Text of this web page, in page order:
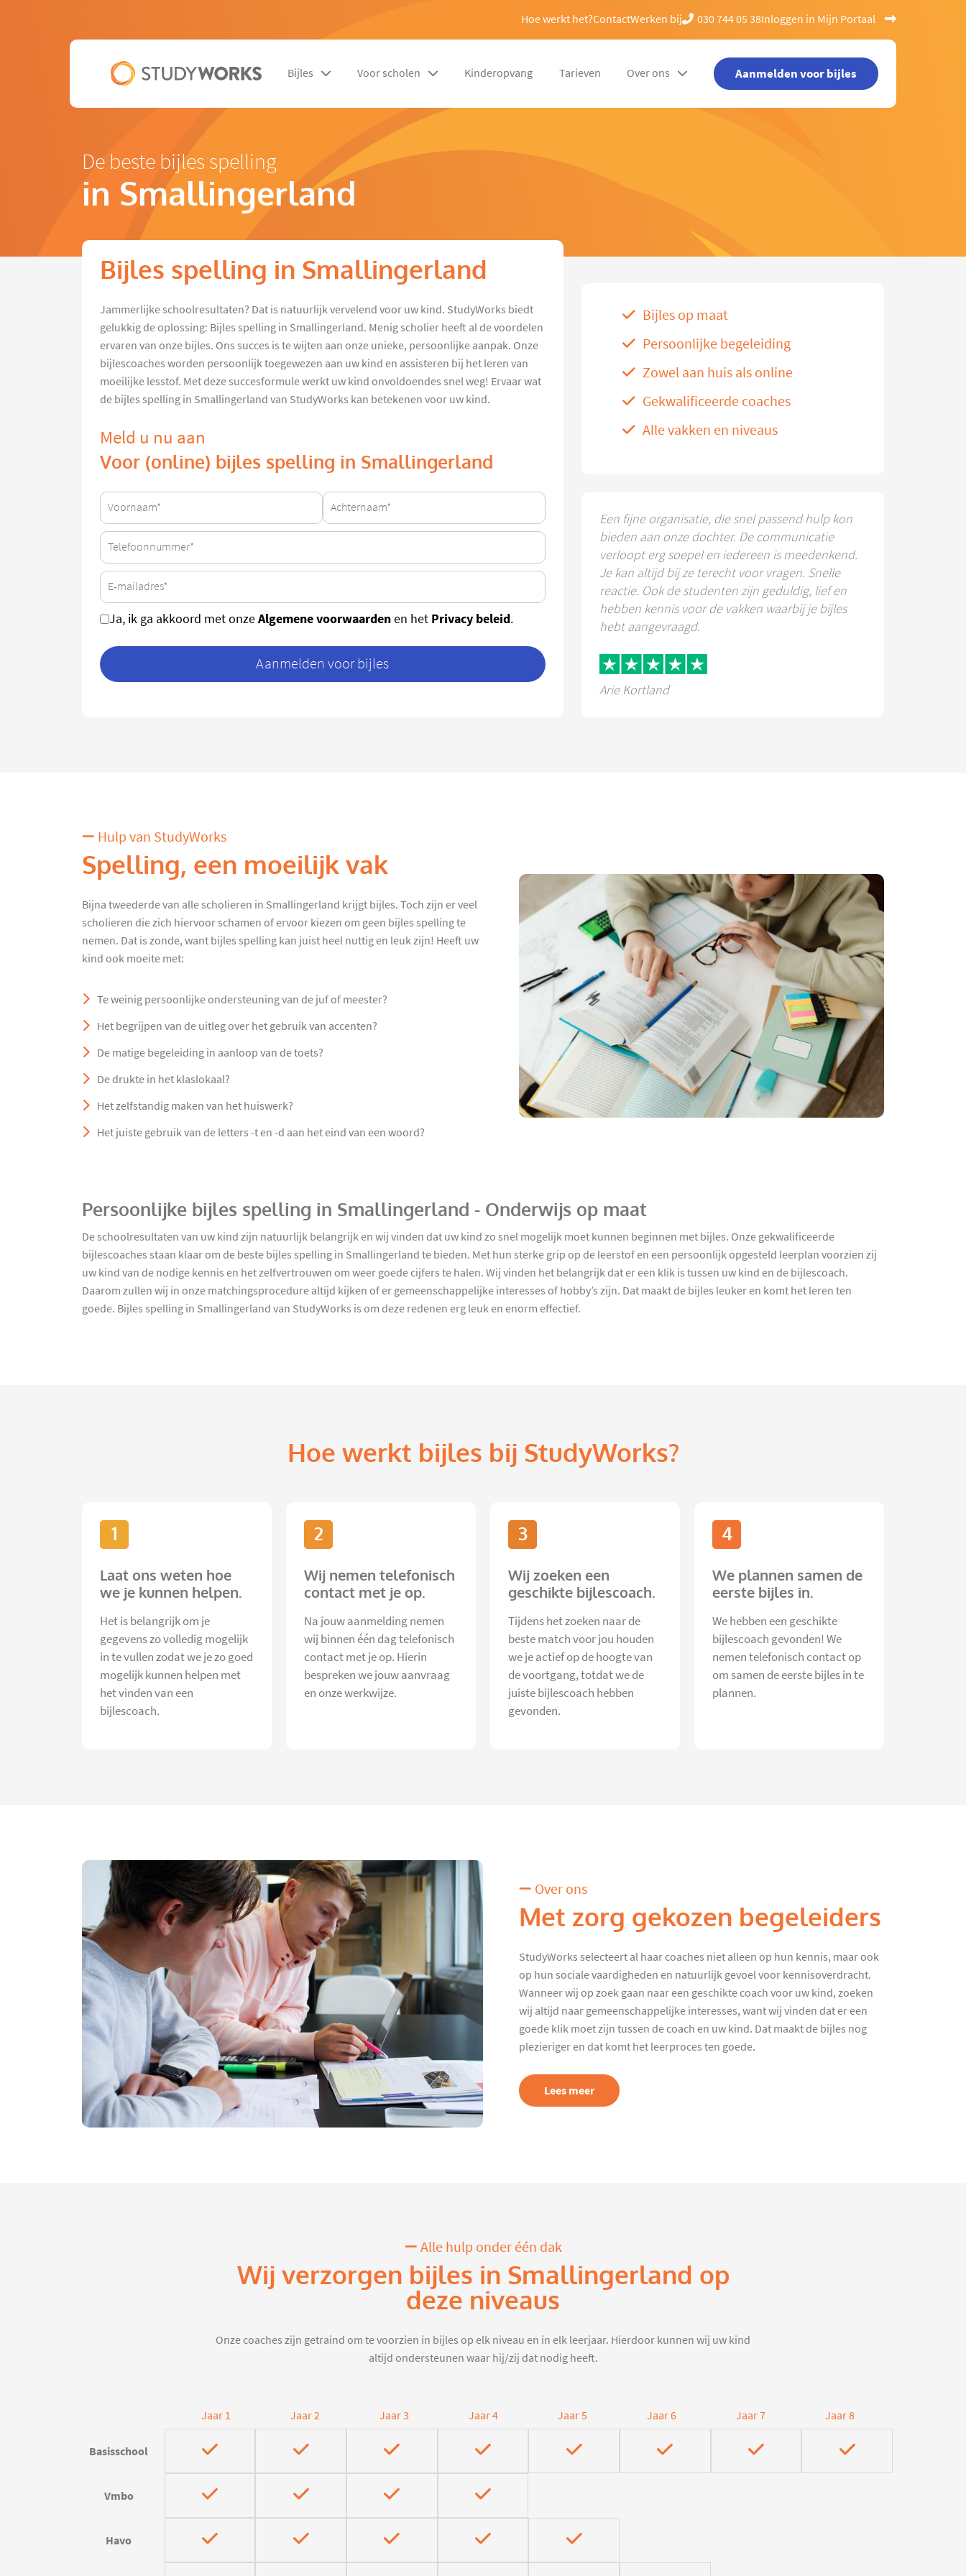
Hoe werkt het?ContactWerken bij 030 744 05 38Inloggen in Mijn Portaal
Bijles Voor scholen Kinderopvang Tarieven Over ons Aanmelden voor bijles
De beste bijles spelling
in Smallingerland
Bijles spelling in Smallingerland
Jammerlijke schoolresultaten? Dat is natuurlijk vervelend voor uw kind. StudyWorks biedt
gelukkig de oplossing: Bijles spelling in Smallingerland. Menig scholier heeft al de voordelen
ervaren van onze bijles. Ons succes is te wijten aan onze unieke, persoonlijke aanpak. Onze
bijlescoaches worden persoonlijk toegewezen aan uw kind en assisteren bij het leren van
moeilijke lesstof. Met deze succesformule werkt uw kind onvoldoendes snel weg! Ervaar wat
de bijles spelling in Smallingerland van StudyWorks kan betekenen voor uw kind.
Meld u nu aan
Voor (online) bijles spelling in Smallingerland
Ja, ik ga akkoord met onzeAlgemene voorwaardenen het Privacy beleid.
Aanmelden voor bijles
Bijles op maat
Persoonlijke begeleiding
Zowel aan huis als online
Gekwalificeerde coaches
Alle vakken en niveaus
Een fijne organisatie, die snel passend hulp kon
bieden aan onze dochter. De communicatie
verloopt erg soepel en iedereen is meedenkend.
Je kan altijd bij ze terecht voor vragen. Snelle
reactie. Ook de studenten zijn geduldig, lief en
hebben kennis voor de vakken waarbij je bijles
hebt aangevraagd.
Arie Kortland
Hulp van StudyWorks
Spelling, een moeilijk vak
Bijna tweederde van alle scholieren in Smallingerland krijgt bijles. Toch zijn er veel
scholieren die zich hiervoor schamen of ervoor kiezen om geen bijles spelling te
nemen. Dat is zonde, want bijles spelling kan juist heel nuttig en leuk zijn! Heeft uw
kind ook moeite met:
Te weinig persoonlijke ondersteuning van de juf of meester?
Het begrijpen van de uitleg over het gebruik van accenten?
De matige begeleiding in aanloop van de toets?
De drukte in het klaslokaal?
Het zelfstandig maken van het huiswerk?
Het juiste gebruik van de letters -t en -d aan het eind van een woord?
Persoonlijke bijles spelling in Smallingerland - Onderwijs op maat
De schoolresultaten van uw kind zijn natuurlijk belangrijk en wij vinden dat uw kind zo snel mogelijk moet kunnen beginnen met bijles. Onze gekwalificeerde
bijlescoaches staan klaar om de beste bijles spelling in Smallingerland te bieden. Met hun sterke grip op de leerstof en een persoonlijk opgesteld leerplan voorzien zij
uw kind van de nodige kennis en het zelfvertrouwen om weer goede cijfers te halen. Wij vinden het belangrijk dat er een klik is tussen uw kind en de bijlescoach.
Daarom zullen wij in onze matchingsprocedure altijd kijken of er gemeenschappelijke interesses of hobby’s zijn. Dat maakt de bijles leuker en komt het leren ten
goede. Bijles spelling in Smallingerland van StudyWorks is om deze redenen erg leuk en enorm effectief.
Hoe werkt bijles bij StudyWorks?
1
Laat ons weten hoe
we je kunnen helpen.
Het is belangrijk om je
gegevens zo volledig mogelijk
in te vullen zodat we je zo goed
mogelijk kunnen helpen met
het vinden van een
bijlescoach.
2
Wij nemen telefonisch
contact met je op.
Na jouw aanmelding nemen
wij binnen één dag telefonisch
contact met je op. Hierin
bespreken we jouw aanvraag
en onze werkwijze.
3
Wij zoeken een
geschikte bijlescoach.
Tijdens het zoeken naar de
beste match voor jou houden
we je actief op de hoogte van
de voortgang, totdat we de
juiste bijlescoach hebben
gevonden.
4
We plannen samen de
eerste bijles in.
We hebben een geschikte
bijlescoach gevonden! We
nemen telefonisch contact op
om samen de eerste bijles in te
plannen.
Over ons
Met zorg gekozen begeleiders
StudyWorks selecteert al haar coaches niet alleen op hun kennis, maar ook
op hun sociale vaardigheden en natuurlijk gevoel voor kennisoverdracht.
Wanneer wij op zoek gaan naar een geschikte coach voor uw kind, zoeken
wij altijd naar gemeenschappelijke interesses, want wij vinden dat er een
goede klik moet zijn tussen de coach en uw kind. Dat maakt de bijles nog
plezieriger en dat komt het leerproces ten goede.
Lees meer
Alle hulp onder één dak
Wij verzorgen bijles in Smallingerland op
deze niveaus
Onze coaches zijn getraind om te voorzien in bijles op elk niveau en in elk leerjaar. Hierdoor kunnen wij uw kind
altijd ondersteunen waar hij/zij dat nodig heeft.
Jaar 1 Jaar 2 Jaar 3 Jaar 4 Jaar 5 Jaar 6 Jaar 7 Jaar 8
Basisschool
Vmbo
Havo